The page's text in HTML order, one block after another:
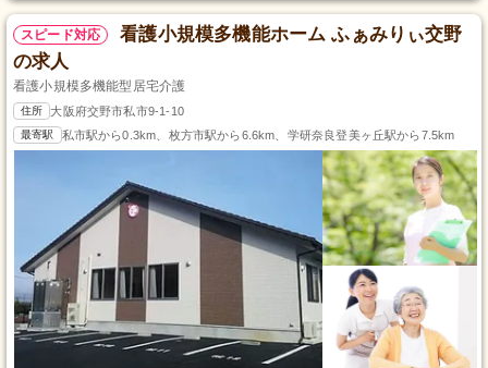
スピード対応
看護小規模多機能ホーム ふぁみりぃ交野
の求人
看護小規模多機能型居宅介護
住所 大阪府交野市私市9-1-10
最寄駅 私市駅から0.3km、枚方市駅から6.6km、学研奈良登美ヶ丘駅から7.5km